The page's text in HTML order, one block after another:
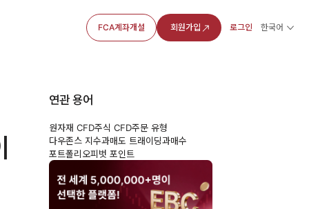
FCA계좌개설 회원가입 로그인 한국어
연관 용어
원자재 CFD주식 CFD주문 유형
다우존스 지수과매도 트래이딩과매수
포트폴리오피벗 포인트